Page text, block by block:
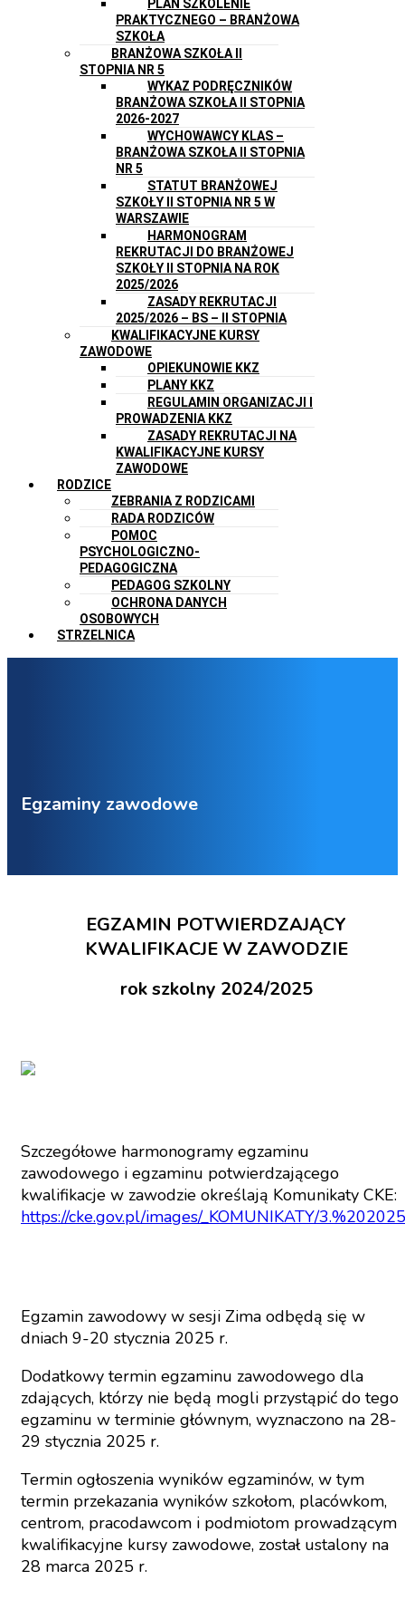
PLAN SZKOLENIE
PRAKTYCZNEGO – BRANŻOWA
SZKOŁA
BRANŻOWA SZKOŁA II
STOPNIA NR 5
WYKAZ PODRĘCZNIKÓW
BRANŻOWA SZKOŁA II STOPNIA
2026-2027
WYCHOWAWCY KLAS –
BRANŻOWA SZKOŁA II STOPNIA
NR 5
STATUT BRANŻOWEJ
SZKOŁY II STOPNIA NR 5 W
WARSZAWIE
HARMONOGRAM
REKRUTACJI DO BRANŻOWEJ
SZKOŁY II STOPNIA NA ROK
2025/2026
ZASADY REKRUTACJI
2025/2026 – BS – II STOPNIA
KWALIFIKACYJNE KURSY
ZAWODOWE
OPIEKUNOWIE KKZ
PLANY KKZ
REGULAMIN ORGANIZACJI I
PROWADZENIA KKZ
ZASADY REKRUTACJI NA
KWALIFIKACYJNE KURSY
ZAWODOWE
RODZICE
ZEBRANIA Z RODZICAMI
RADA RODZICÓW
POMOC
PSYCHOLOGICZNO-
PEDAGOGICZNA
PEDAGOG SZKOLNY
OCHRONA DANYCH
OSOBOWYCH
STRZELNICA
Egzaminy zawodowe
EGZAMIN POTWIERDZAJĄCY
KWALIFIKACJE W ZAWODZIE
rok szkolny 2024/2025
Szczegółowe harmonogramy egzaminu
zawodowego i egzaminu potwierdzającego
kwalifikacje w zawodzie określają Komunikaty CKE:
https://cke.gov.pl/images/_KOMUNIKATY/
Egzamin zawodowy w sesji Zima odbędą się w
dniach 9-20 stycznia 2025 r.
Dodatkowy termin egzaminu zawodowego dla
zdających, którzy nie będą mogli przystąpić do tego
egzaminu w terminie głównym, wyznaczono na 28-
29 stycznia 2025 r.
Termin ogłoszenia wyników egzaminów, w tym
termin przekazania wyników szkołom, placówkom,
centrom, pracodawcom i podmiotom prowadzącym
kwalifikacyjne kursy zawodowe, został ustalony na
28 marca 2025 r.